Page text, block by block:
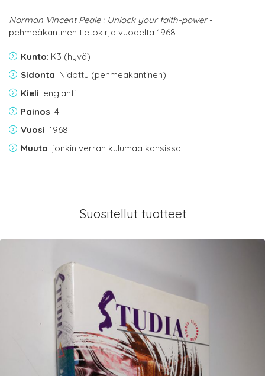
Norman Vincent Peale : Unlock your faith-power-
pehmeäkantinen tietokirja vuodelta 1968
Kunto: K3 (hyvä)
Sidonta: Nidottu (pehmeäkantinen)
Kieli: englanti
Painos: 4
Vuosi: 1968
Muuta: jonkin verran kulumaa kansissa
Suositellut tuotteet